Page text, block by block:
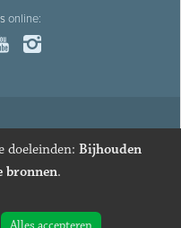
online:
Koen
· Cookies wijzigen
Zenjoy in Leuven
doeleinden: Bijhouden
bronnen.